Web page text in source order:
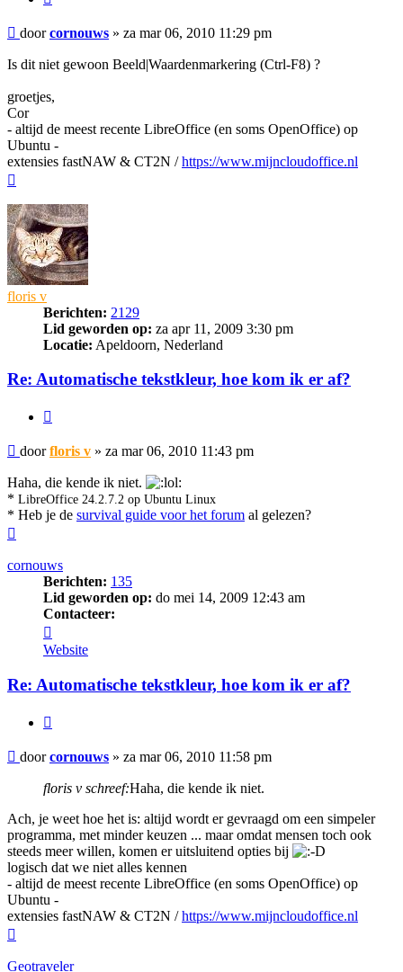
Bericht
doorcornouws » za mar 06, 2010 11:29 pm
Is dit niet gewoon Beeld|Waardenmarkering (Ctrl-F8) ?
groetjes,
Cor
- altijd de meest recente LibreOffice (en soms OpenOffice) op
Ubuntu -
extensies fastNAW & CT2N /https://www.mijncloudoffice.nl
floris v
Berichten: 2129
Lid geworden op: za apr 11, 2009 3:30 pm
Locatie: Apeldoorn, Nederland
Re: Automatische tekstkleur, hoe kom ik er af?
Bericht
doorfloris v » za mar 06, 2010 11:43 pm
Haha, die kende ik niet.
* LibreOffice 24.2.7.2 op Ubuntu Linux
* Heb je de survival guide voor het forum al gelezen?
cornouws
Berichten: 135
Lid geworden op: do mei 14, 2009 12:43 am
Contacteer:
cornouws
Website
Re: Automatische tekstkleur, hoe kom ik er af?
Bericht
doorcornouws » za mar 06, 2010 11:58 pm
floris v schreef:Haha, die kende ik niet.
Ach, je weet hoe het is: altijd wordt er gevraagd om een simpeler
programma, met minder keuzen ... maar omdat mensen toch ook
steeds meer willen, komen er uitsluitend opties bij
logisch dat we niet alles kennen
- altijd de meest recente LibreOffice (en soms OpenOffice) op
Ubuntu -
extensies fastNAW & CT2N /https://www.mijncloudoffice.nl
Geotraveler